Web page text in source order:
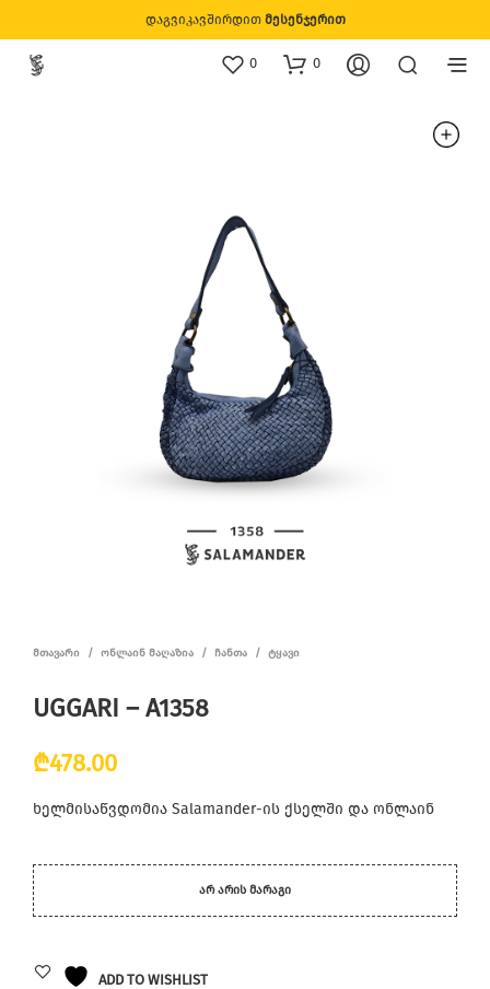
დაგვიკავშირდით მესენჯერით
0 0
ᲛᲗᲐᲕᲐᲠᲘ / ᲝᲜᲚᲐᲘᲜ ᲛᲐᲦᲐᲖᲘᲐ / ᲩᲐᲜᲗᲐ / ᲢᲧᲐᲕᲘ
UGGARI – A1358
₾478.00
ხელმისაწვდომია Salamander-ის ქსელში და ონლაინ
ᲐᲠ ᲐᲠᲘᲡ ᲛᲐᲠᲐᲒᲘ
ADD TO WISHLIST